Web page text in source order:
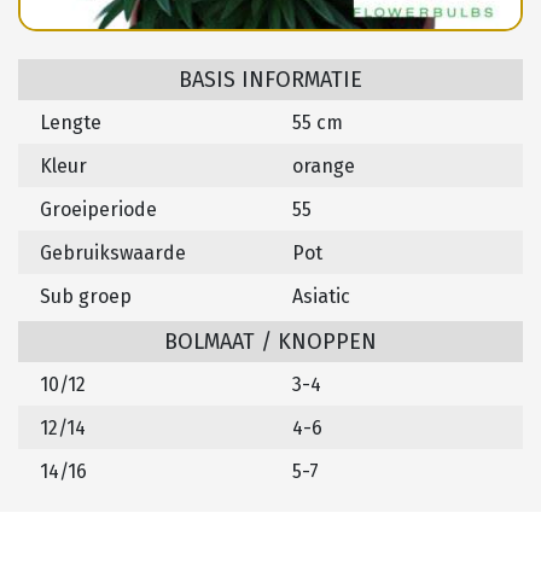
BASIS INFORMATIE
Lengte
55 cm
Kleur
orange
Groeiperiode
55
Gebruikswaarde
Pot
Sub groep
Asiatic
BOLMAAT / KNOPPEN
10/12
3-4
12/14
4-6
14/16
5-7